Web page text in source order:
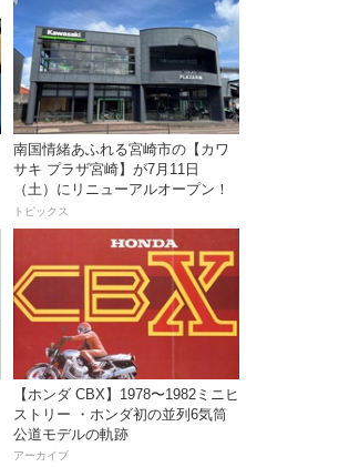
南国情緒あふれる宮崎市の【カワ
サキ プラザ宮崎】が7月11日
（土）にリニューアルオープン！
トピックス
【ホンダ CBX】1978〜1982ミニヒ
ストリー ・ホンダ初の並列6気筒
公道モデルの軌跡
アーカイブ